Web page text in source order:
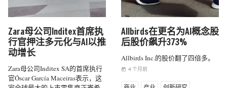
Zara母公司Inditex首席执
行官押注多元化与AI以推
动增长
Zara母公司Inditex SA的首席执行
官Óscar García Maceiras表示，这
Allbirds在更名为AI概念股
后股价飙升373%
Allbirds Inc.的股价翻了四倍多。
today 4 个月前